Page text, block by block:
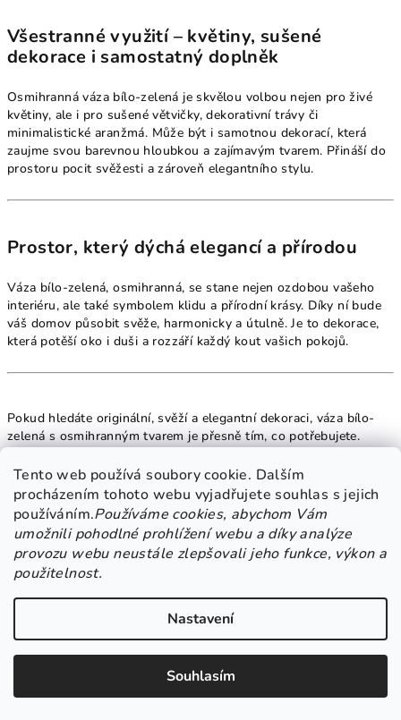
Tento web používá soubory cookie. Dalším
procházením tohoto webu vyjadřujete souhlas s jejich
používáním.Používáme cookies, abychom Vám
umožnili pohodlné prohlížení webu a díky analýze
provozu webu neustále zlepšovali jeho funkce, výkon a
použitelnost.
Nastavení
Souhlasím
Všestranné využití – květiny, sušené
dekorace i samostatný doplněk
Osmihranná váza bílo-zelená je skvělou volbou nejen pro živé
květiny, ale i pro sušené větvičky, dekorativní trávy či
minimalistické aranžmá. Může být i samotnou dekorací, která
zaujme svou barevnou hloubkou a zajímavým tvarem. Přináší do
prostoru pocit svěžesti a zároveň elegantního stylu.
Prostor, který dýchá elegancí a přírodou
Váza bílo-zelená, osmihranná, se stane nejen ozdobou vašeho
interiéru, ale také symbolem klidu a přírodní krásy. Díky ní bude
váš domov působit svěže, harmonicky a útulně. Je to dekorace,
která potěší oko i duši a rozzáří každý kout vašich pokojů.
Pokud hledáte originální, svěží a elegantní dekoraci, váza bílo-
zelená s osmihranným tvarem je přesně tím, co potřebujete.
který osloví každého, kdo má rád kombinaci stylu, čistoty a
přírodní inspirace.